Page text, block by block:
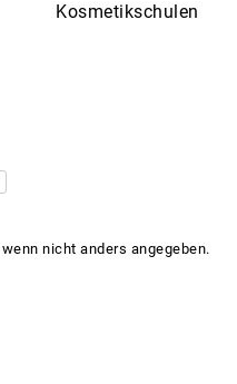
Kosmetikschulen
nicht anders angegeben.